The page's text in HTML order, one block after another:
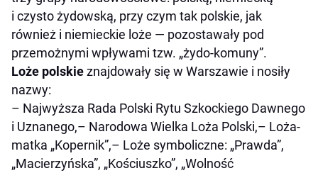
i czysto żydowską, przy czym tak polskie, jak
również i niemieckie loże — pozostawały pod
przemożnymi wpływami tzw. „żydo-komuny”.
Loże polskieznajdowały się w Warszawie i nosiły
nazwy:
– Najwyższa Rada Polski Rytu Szkockiego Dawnego
i Uznanego,– Narodowa Wielka Loża Polski,– Loża-
matka „Kopernik”,– Loże symboliczne: „Prawda”,
„Macierzyńska”, „Kościuszko”, „Wolność